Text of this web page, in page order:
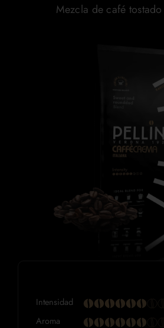
Mezcla de café
Intensidad
Aroma